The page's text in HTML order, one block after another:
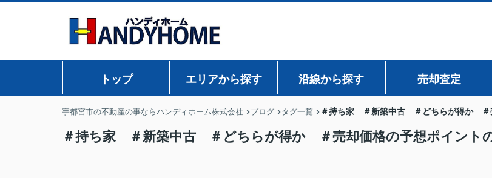
トップ エリアから探す 沿線から探す 売却査定
宇都宮市の不動産の事ならハンディホーム株式会社 ブログ タグ一覧 ＃持ち家 ＃新築中古 ＃どちらが得か ＃
＃持ち家 ＃新築中古 ＃どちらが得か ＃売却価格の予想ポイント